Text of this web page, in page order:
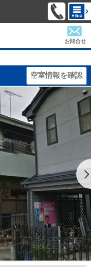
お問合せ
空室情報を確認